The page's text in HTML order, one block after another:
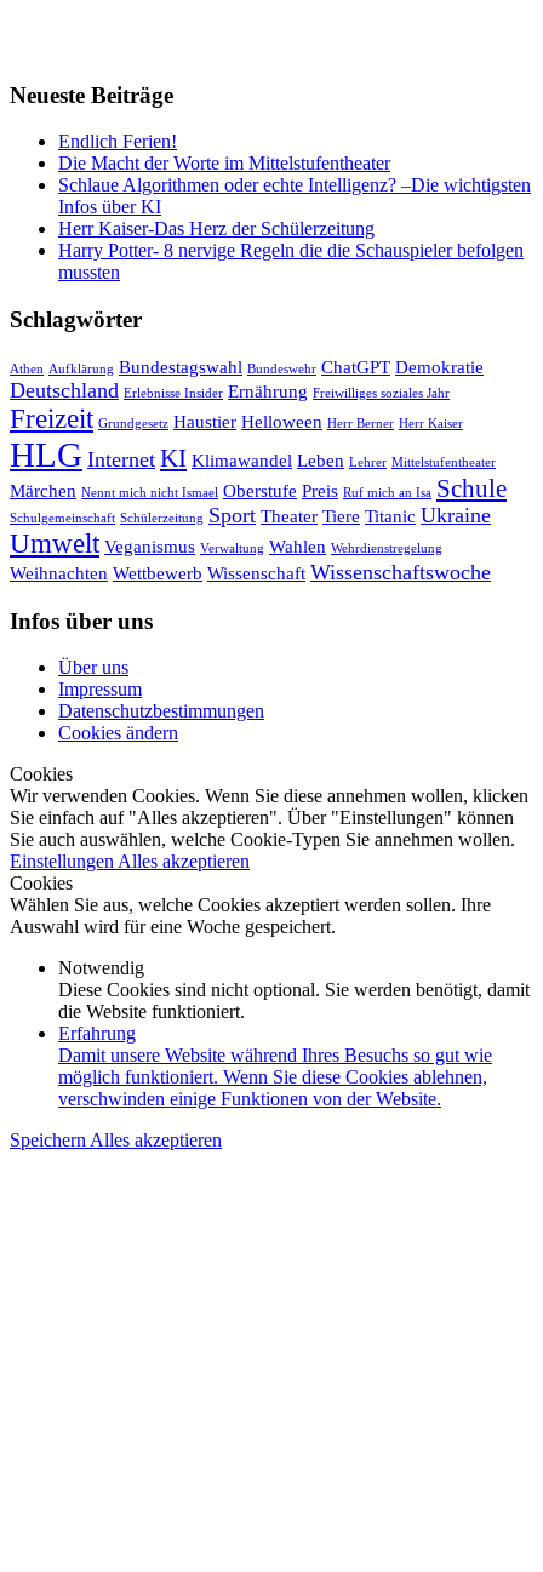
Neueste Beiträge
Endlich Ferien!
Die Macht der Worte im Mittelstufentheater
Schlaue Algorithmen oder echte Intelligenz? –Die wichtigsten
Infos über KI
Herr Kaiser-Das Herz der Schülerzeitung
Harry Potter- 8 nervige Regeln die die Schauspieler befolgen
mussten
Schlagwörter
Athen Aufklärung Bundestagswahl Bundeswehr ChatGPT Demokratie
Deutschland Erlebnisse Insider Ernährung Freiwilliges soziales Jahr
Freizeit Grundgesetz Haustier Helloween Herr Berner Herr Kaiser
HLG Internet KI Klimawandel Leben Lehrer Mittelstufentheater
Märchen Nennt mich nicht Ismael Oberstufe Preis Ruf mich an Isa Schule
Schulgemeinschaft Schülerzeitung Sport Theater Tiere Titanic Ukraine
Umwelt Veganismus Verwaltung Wahlen Wehrdienstregelung
Weihnachten Wettbewerb Wissenschaft Wissenschaftswoche
Infos über uns
Über uns
Impressum
Datenschutzbestimmungen
Cookies ändern
Cookies
Wir verwenden Cookies. Wenn Sie diese annehmen wollen, klicken
Sie einfach auf "Alles akzeptieren". Über "Einstellungen" können
Sie auch auswählen, welche Cookie-Typen Sie annehmen wollen.
Einstellungen Alles akzeptieren
Cookies
Wählen Sie aus, welche Cookies akzeptiert werden sollen. Ihre
Auswahl wird für eine Woche gespeichert.
Notwendig
Diese Cookies sind nicht optional. Sie werden benötigt, damit
die Website funktioniert.
Erfahrung
Damit unsere Website während Ihres Besuchs so gut wie
möglich funktioniert. Wenn Sie diese Cookies ablehnen,
verschwinden einige Funktionen von der Website.
Speichern Alles akzeptieren